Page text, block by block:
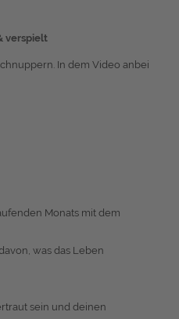
verspielt
In dem Video anbei
Monats mit dem
was das Leben
sein und deinen